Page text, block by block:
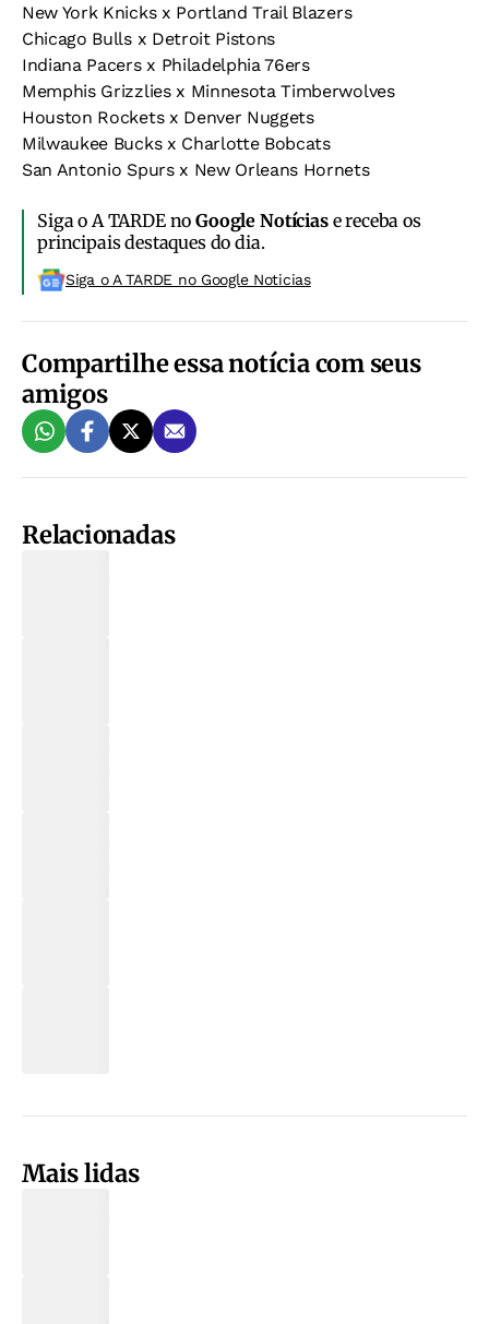
New York Knicks x Portland Trail Blazers
Chicago Bulls x Detroit Pistons
Indiana Pacers x Philadelphia 76ers
Memphis Grizzlies x Minnesota Timberwolves
Houston Rockets x Denver Nuggets
Milwaukee Bucks x Charlotte Bobcats
San Antonio Spurs x New Orleans Hornets
Siga o A TARDE noGoogle Notíciase receba os
principais destaques do dia.
Siga o A TARDE no Google Noticias
Compartilhe essa notícia com seus
amigos
Relacionadas
Mais lidas